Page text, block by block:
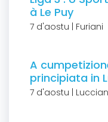
à Le Puy
7 d'aostu | Furiani
A
principiata in
7 d'aostu |